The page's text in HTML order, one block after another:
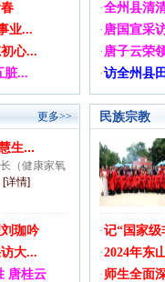
业...
心...
脏...
·全州县清
· 唐国宣采
· 唐子云荣
·访全州县
更多>>
生...
（健康家氧
[详情]
珈吟
大...
唐桂云
民族宗教
·记“国家
·2024年东
· 师生全面